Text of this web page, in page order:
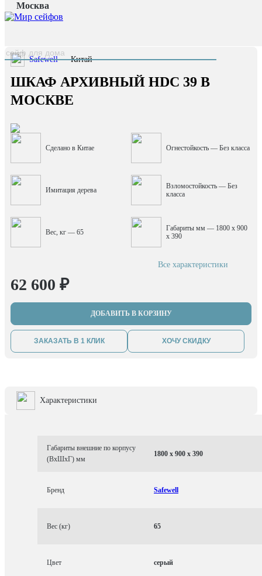
Москва
Главная страница
Каталог /
Safewell— Китай
ШКАФ АРХИВНЫЙ HDC 39 В
МОСКВЕ
Сделано в Китае Огнестойкость — Без класса
Имитация дерева
Взломостойкость — Без
класса
Вес, кг — 65
Габариты мм — 1800 x 900
x 390
Все характеристики
62 600 ₽
ДОБАВИТЬ В КОРЗИНУ
ЗАКАЗАТЬ В 1 КЛИК ХОЧУ СКИДКУ
Характеристики
Габариты внешние по корпусу
(ВхШхГ) мм
1800 x 900 x 390
Бренд Safewell
Вес (кг) 65
Цвет серый